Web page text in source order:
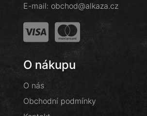
E-mail: obchod@alkaza.cz
O nákupu
O nás
Obchodní podmínky